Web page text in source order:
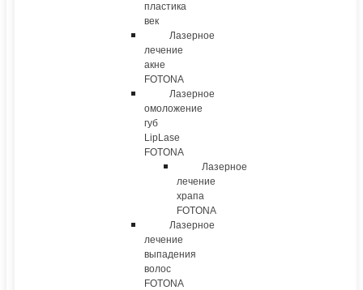
пластика
век
Лазерное
лечение
акне
FOTONA
Лазерное
омоложение
губ
LipLase
FOTONA
Лазерное
лечение
храпа
FOTONA
Лазерное
лечение
выпадения
волос
FOTONA